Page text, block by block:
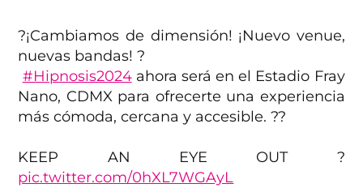
?¡Cambiamos de dimensión! ¡Nuevo venue,
nuevas bandas! ?
#Hipnosis2024ahora será en el Estadio Fray
Nano, CDMX para ofrecerte una experiencia
más cómoda, cercana y accesible. ??
KEEP AN EYE OUT ?️
pic.twitter.com/0hXL7WGAyL